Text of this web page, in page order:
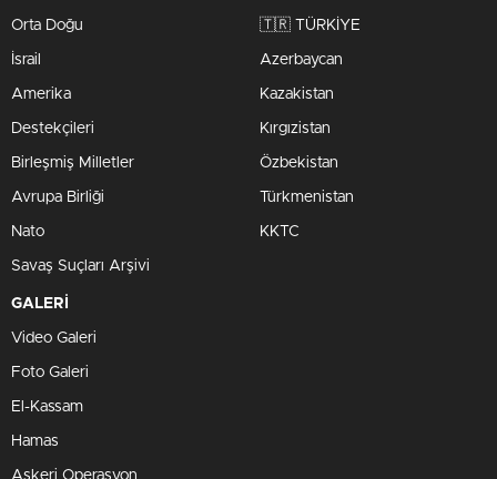
Orta Doğu
İsrail
Amerika
Destekçileri
Birleşmiş Milletler
Avrupa Birliği
Nato
Savaş Suçları Arşivi
🇹🇷 TÜRKİYE
Azerbaycan
Kazakistan
Kırgızistan
Özbekistan
Türkmenistan
KKTC
GALERİ
Video Galeri
Foto Galeri
El-Kassam
Hamas
Askeri Operasyon